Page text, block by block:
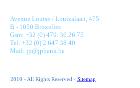
Avenue Louise / Louizalaan, 475
B - 1050 Bruxelles
Gsm: +32 (0) 479. 36.26.75
Tel: +32 (0) 2 647 38 40
Mail: jp@jpbank.be
2010 - All Rights Reserved - Sitemap